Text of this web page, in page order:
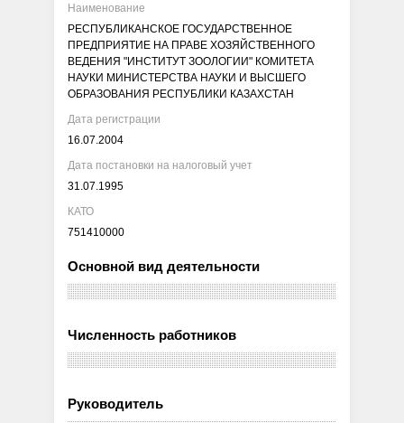
Наименование
РЕСПУБЛИКАНСКОЕ ГОСУДАРСТВЕННОЕ
ПРЕДПРИЯТИЕ НА ПРАВЕ ХОЗЯЙСТВЕННОГО
ВЕДЕНИЯ "ИНСТИТУТ ЗООЛОГИИ" КОМИТЕТА
НАУКИ МИНИСТЕРСТВА НАУКИ И ВЫСШЕГО
ОБРАЗОВАНИЯ РЕСПУБЛИКИ КАЗАХСТАН
Дата регистрации
16.07.2004
Дата постановки на налоговый учет
31.07.1995
КАТО
751410000
Основной вид деятельности
Численность работников
Руководитель